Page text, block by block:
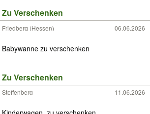
Zu Verschenken
Friedberg (Hessen) 06.06.2026
Babywanne zu verschenken
Zu Verschenken
Steffenberg 11.06.2026